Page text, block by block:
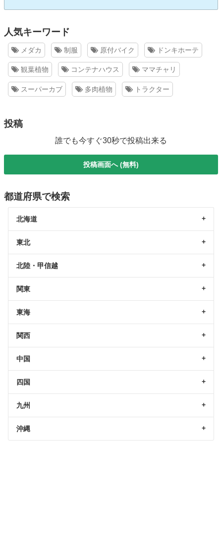
人気キーワード
メダカ 制服 原付バイク ドンキホーテ
観葉植物 コンテナハウス ママチャリ
スーパーカブ 多肉植物 トラクター
投稿
誰でも今すぐ30秒で投稿出来る
投稿画面へ (無料)
都道府県で検索
北海道
東北
北陸・甲信越
関東
東海
関西
中国
四国
九州
沖縄